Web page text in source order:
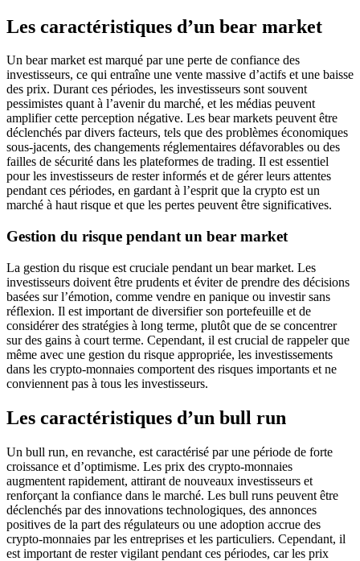
Les caractéristiques d’un bear market
Un bear market est marqué par une perte de confiance des
investisseurs, ce qui entraîne une vente massive d’actifs et une baisse
des prix. Durant ces périodes, les investisseurs sont souvent
pessimistes quant à l’avenir du marché, et les médias peuvent
amplifier cette perception négative. Les bear markets peuvent être
déclenchés par divers facteurs, tels que des problèmes économiques
sous-jacents, des changements réglementaires défavorables ou des
failles de sécurité dans les plateformes de trading. Il est essentiel
pour les investisseurs de rester informés et de gérer leurs attentes
pendant ces périodes, en gardant à l’esprit que la crypto est un
marché à haut risque et que les pertes peuvent être significatives.
Gestion du risque pendant un bear market
La gestion du risque est cruciale pendant un bear market. Les
investisseurs doivent être prudents et éviter de prendre des décisions
basées sur l’émotion, comme vendre en panique ou investir sans
réflexion. Il est important de diversifier son portefeuille et de
considérer des stratégies à long terme, plutôt que de se concentrer
sur des gains à court terme. Cependant, il est crucial de rappeler que
même avec une gestion du risque appropriée, les investissements
dans les crypto-monnaies comportent des risques importants et ne
conviennent pas à tous les investisseurs.
Les caractéristiques d’un bull run
Un bull run, en revanche, est caractérisé par une période de forte
croissance et d’optimisme. Les prix des crypto-monnaies
augmentent rapidement, attirant de nouveaux investisseurs et
renforçant la confiance dans le marché. Les bull runs peuvent être
déclenchés par des innovations technologiques, des annonces
positives de la part des régulateurs ou une adoption accrue des
crypto-monnaies par les entreprises et les particuliers. Cependant, il
est important de rester vigilant pendant ces périodes, car les prix